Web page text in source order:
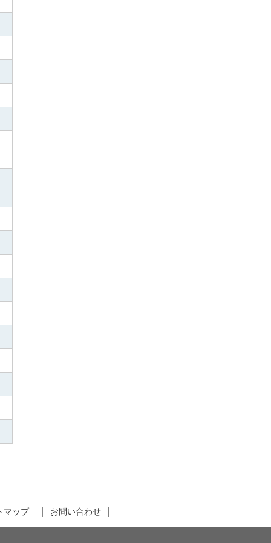
マップ お問い合わせ